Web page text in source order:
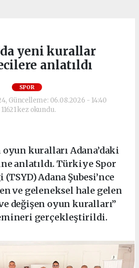
yeni kurallar
anlatıldı
SPOR
Güncelleme: 06.08.2026 - 14:40
11621 kez okundu.
kuralları Adana’daki
anlatıldı. Türkiye Spor
Adana Şubesi’nce
ve geleneksel hale gelen
değişen oyun kuralları”
gerçekleştirildi.